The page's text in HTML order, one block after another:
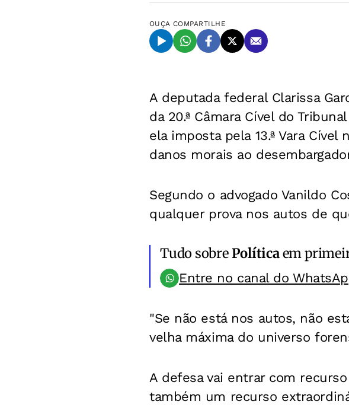
OUÇA COMPARTILHE
A deputada federal Clarissa
da 20.ª Câmara Cível do
ela imposta pela 13.ª Vara
danos morais ao
Segundo o advogado Vanildo
qualquer prova nos autos de
Tudo sobrePolíticaem
Entre no canal do
"Se não está nos autos, não
velha máxima do universo
A defesa vai entrar com
também um recurso